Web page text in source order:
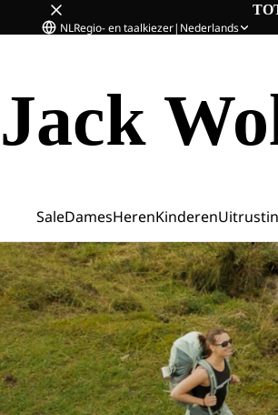
NLRegio- en taalkiezer| Nederlands
Jack
SaleDamesHerenKinderen